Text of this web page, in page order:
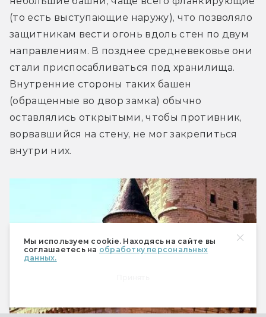
Мы используем cookie. Находясь на сайте вы
соглашаетесь на обработку персональных
данных.
(то есть выступающие наружу), что позволяло
защитникам вести огонь вдоль стен по двум
направлениям. В позднее средневековье они
стали приспосабливаться под хранилища.
Внутренние стороны таких башен
(обращенные во двор замка) обычно
оставлялись открытыми, чтобы противник,
ворвавшийся на стену, не мог закрепиться
внутри них.